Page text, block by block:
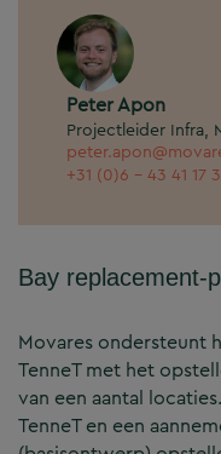
Peter Apon
Projectleider Infra,
+31 (0)6 - 43 41 17
Bay replacement-
Movares ondersteunt
TenneT met het
van een aantal
TenneT en een